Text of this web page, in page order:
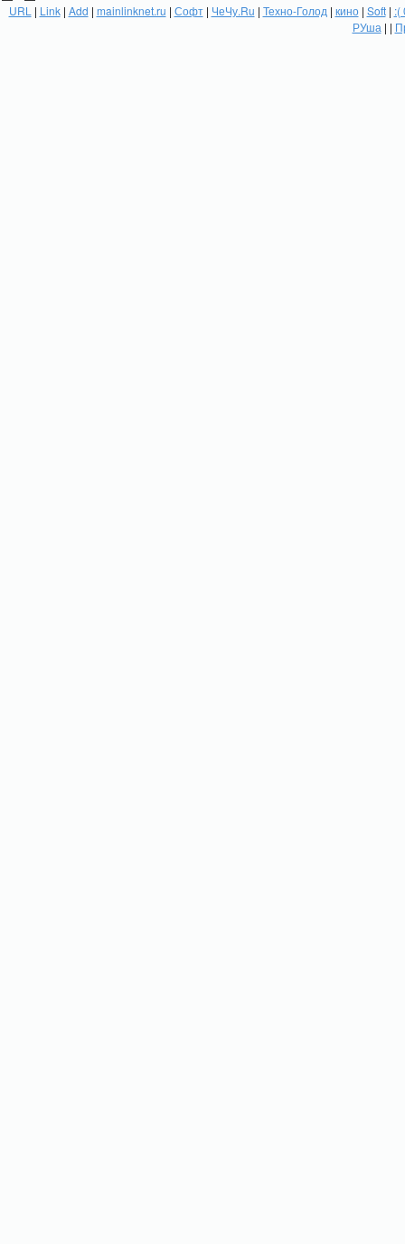
URL | Link| Add | mainlinknet.ru | Софт| ЧеЧу.Ru | Техно-Голод | кино| Soft| :(
РУша | |